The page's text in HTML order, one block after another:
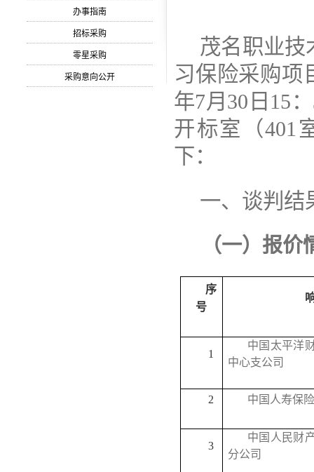
办事指南
招标采购
零星采购
采购意向公开
茂名职业技
习保险采购项
年7月 30 日 15 ：
开标室（401
下：
一、谈判结
（一）报价
序
号
1
中国太平洋
中心支公司
2 中国人寿保
3
中国人民财
分公司